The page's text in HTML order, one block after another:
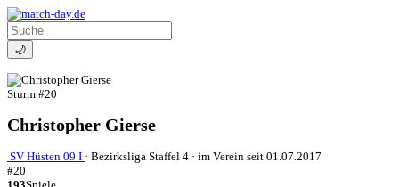
🌙
Sturm #20
Christopher Gierse
SV Hüsten 09 I · Bezirksliga Staffel 4 · im Verein seit 01.07.2017
#20